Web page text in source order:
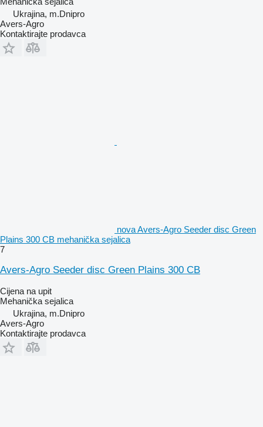
Ukrajina, m.Dnipro
Avers-Agro
Kontaktirajte prodavca
nova Avers-Agro Seeder disc Green
Plains 300 CB mehanička sejalica
7
Avers-Agro Seeder disc Green Plains 300 CB
Cijena na upit
Mehanička sejalica
Ukrajina, m.Dnipro
Avers-Agro
Kontaktirajte prodavca